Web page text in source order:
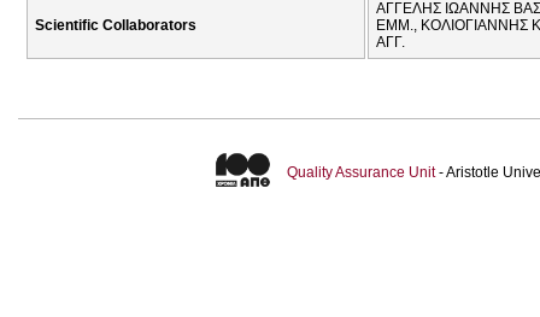
Scientific Collaborators
ΑΓΓΕΛΗΣ ΙΩΑΝΝΗΣ
ΕΜΜ., ΚΟΛΙΟΓΙΑΝΝΗΣ
ΑΓΓ.
Quality Assurance Unit- Aristotle